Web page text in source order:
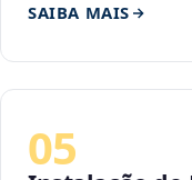
SAIBA MAIS
05